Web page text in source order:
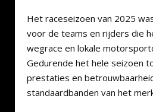
Het raceseizoen van 2025
voor de teams en rijders die
wegrace en lokale
Gedurende het hele seizoen
prestaties en
standaardbanden van het